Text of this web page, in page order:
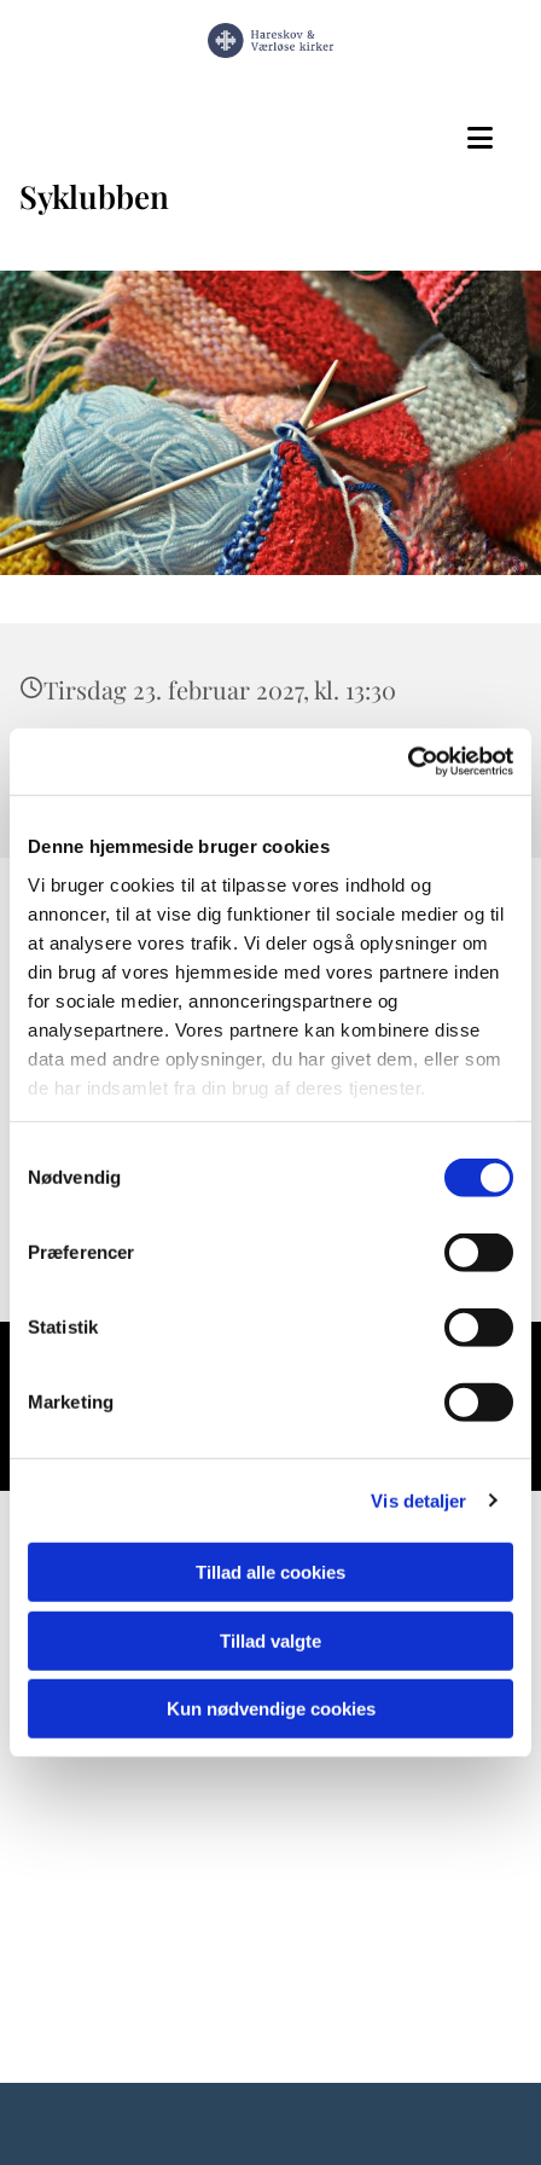
Denne hjemmeside bruger cookies
Vi bruger cookies til at tilpasse vores indhold og
annoncer, til at vise dig funktioner til sociale medier og til
at analysere vores trafik. Vi deler også oplysninger om
din brug af vores hjemmeside med vores partnere inden
for sociale medier, annonceringspartnere og
analysepartnere. Vores partnere kan kombinere disse
data med andre oplysninger, du har givet dem, eller som
de har indsamlet fra din brug af deres tjenester.
Nødvendig
Præferencer
Statistik
Marketing
Vis detaljer
Tillad alle cookies
Tillad valgte
Kun nødvendige cookies
Syklubben
Tirsdag 23. februar 2027, kl. 13:30
Værløse Sognegård, Højeloft Vænge 20,
3500 Værløse
Du vil måske også kunne lide...